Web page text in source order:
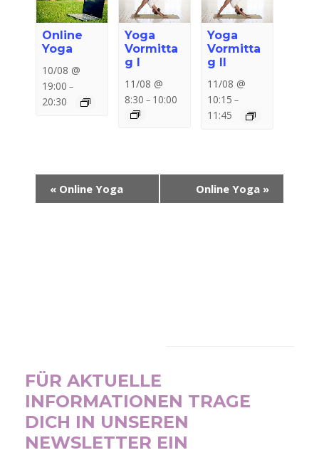
Online
Yoga
10/08 @
19:00 –
20:30
Yoga
Vormitta
g I
11/08 @
8:30 – 10:00
Yoga
Vormitta
g II
11/08 @
10:15 –
11:45
Veranstaltung-
Navigation
« Online Yoga Online Yoga »
FÜR AKTUELLE
INFORMATIONEN TRAGE
DICH IN UNSEREN
NEWSLETTER EIN